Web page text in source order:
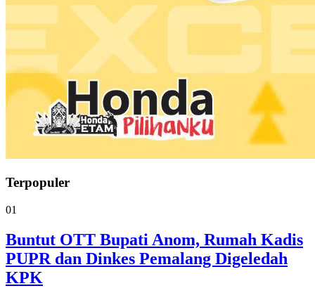
Terpopuler
01
Buntut OTT Bupati Anom, Rumah Kadis
PUPR dan Dinkes Pemalang Digeledah
KPK